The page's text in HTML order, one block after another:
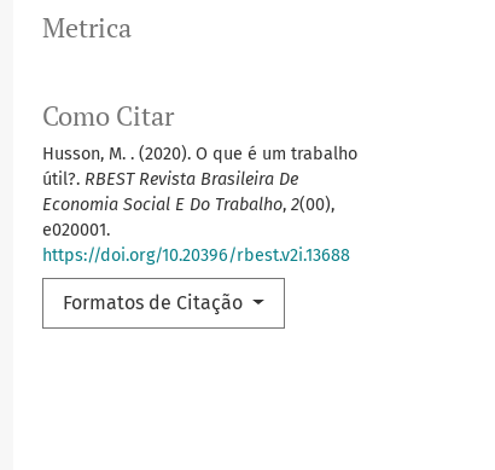
Metrica
Como Citar
Husson, M. . (2020). O que é um trabalho
útil?. RBEST Revista Brasileira De
Economia Social E Do Trabalho, 2(00),
e020001.
https://doi.org/10.20396/rbest.v2i.13688
Formatos de Citação